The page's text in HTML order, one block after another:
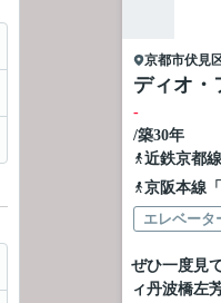
京都市伏見
ディオ・
-
/築30年
近鉄京都線
京阪本線「
エレベータ
ぜひ一度見
ィ丹波橋左